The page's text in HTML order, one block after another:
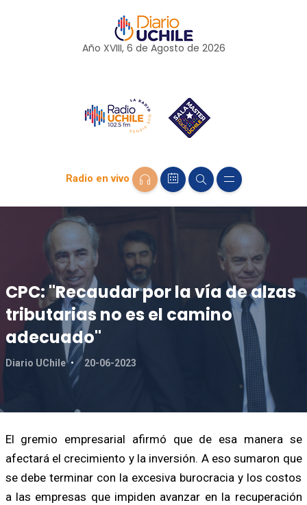
Año XVIII, 6 de Agosto de 2026
Radio en vivo
CPC: "Recaudar por la vía de alzas
tributarias no es el camino
adecuado"
Diario UChile 20-06-2023
El gremio empresarial afirmó que de esa manera se
afectará el crecimiento y la inversión. A eso sumaron que
se debe terminar con la excesiva burocracia y los costos
a las empresas que impiden avanzar en la recuperación